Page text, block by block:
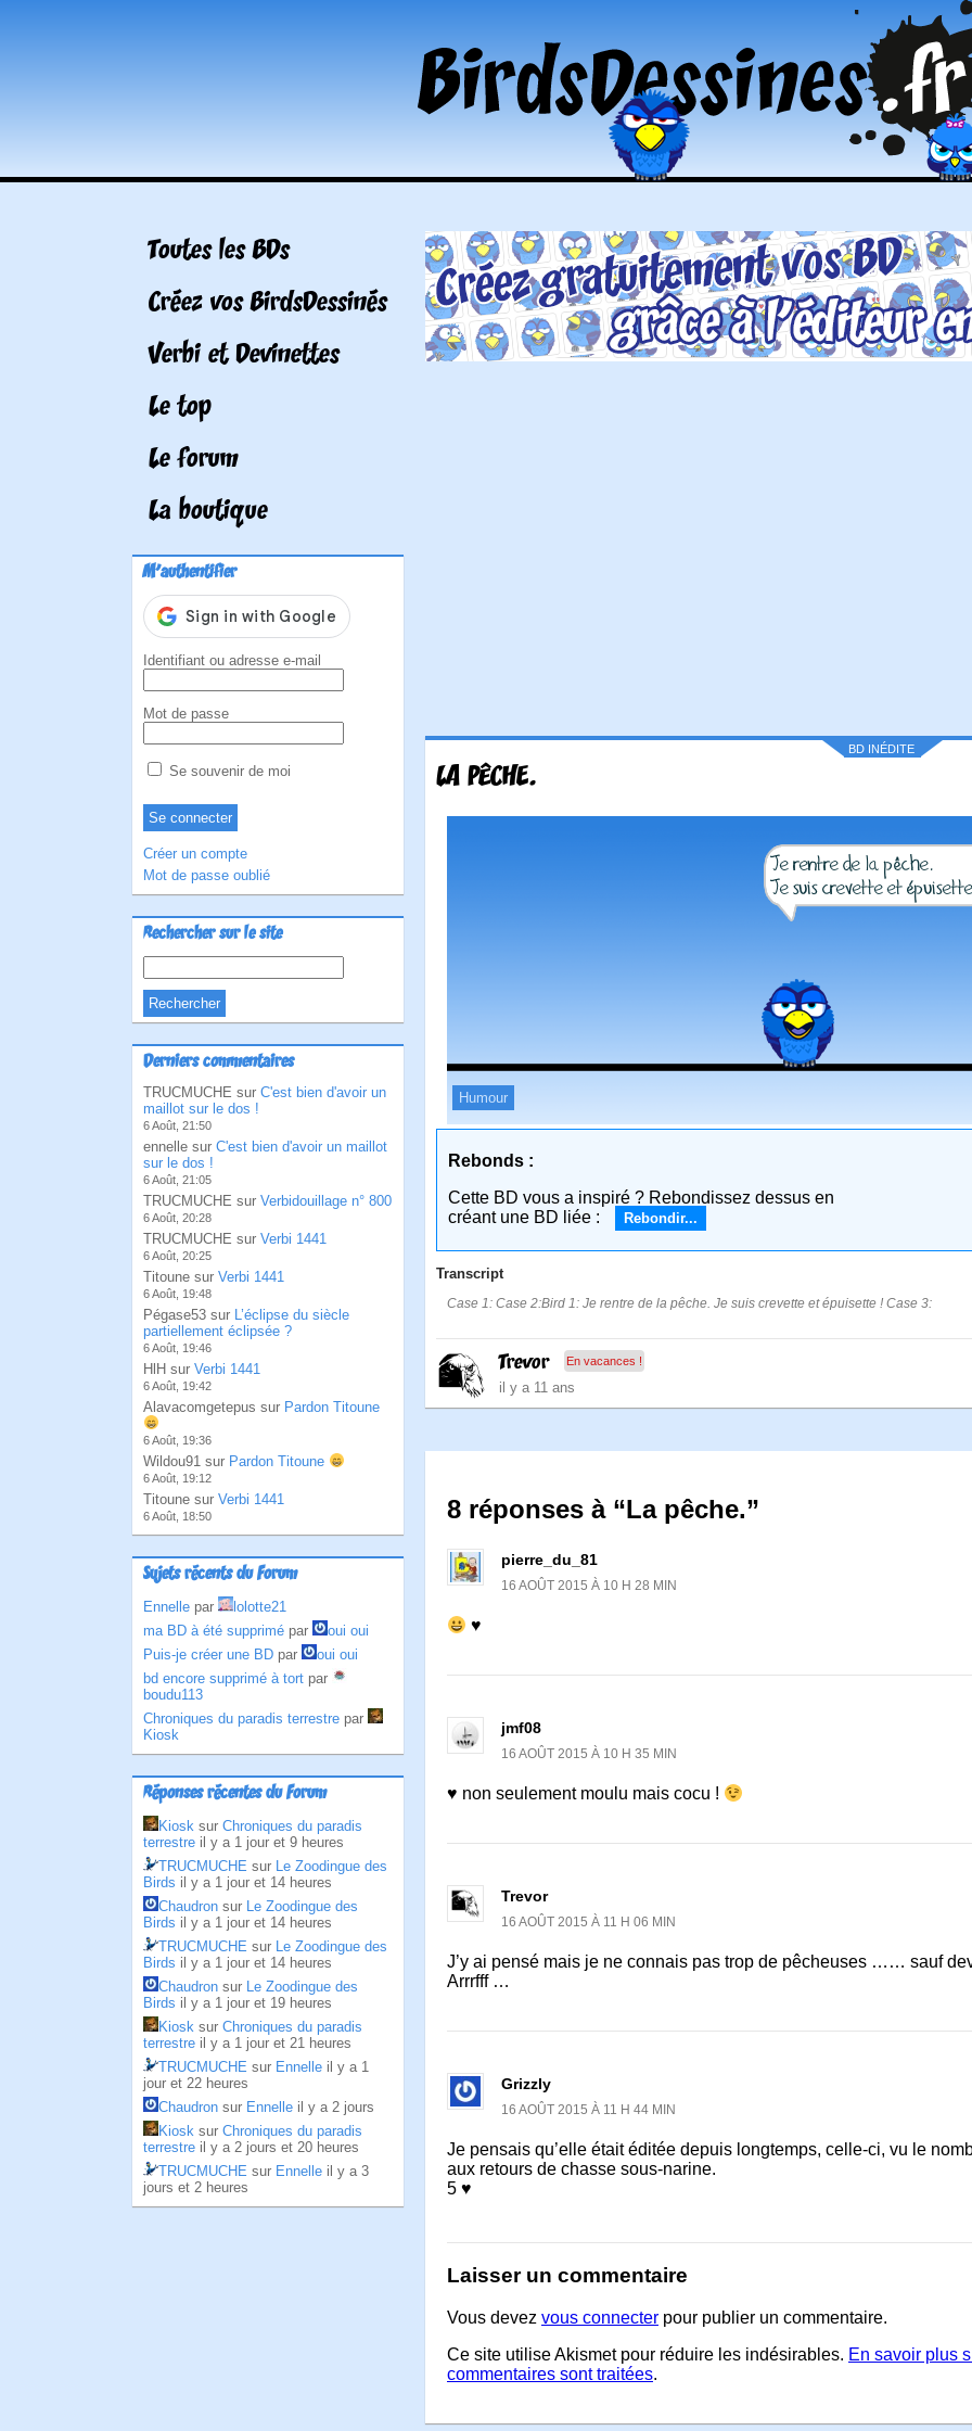
Toutes les BDs
Créez vos BirdsDessinés
Verbi et Devinettes
Le top
Le forum
La boutique
M'authentifier
Identifiant ou adresse e-mail
Mot de passe
Se souvenir de moi
Créer un compte
Mot de passe oublié
Rechercher sur le site
Derniers commentaires
TRUCMUCHE sur C'est bien d'avoir un
maillot sur le dos !
6 Août, 21:50
ennelle sur C'est bien d'avoir un maillot
sur le dos !
6 Août, 21:05
TRUCMUCHE sur Verbidouillage n° 800
6 Août, 20:28
TRUCMUCHE sur Verbi 1441
6 Août, 20:25
Titoune sur Verbi 1441
6 Août, 19:48
Pégase53 sur L’éclipse du siècle
partiellement éclipsée ?
6 Août, 19:46
HlH sur Verbi 1441
6 Août, 19:42
Alavacomgetepus sur Pardon Titoune
6 Août, 19:36
Wildou91 sur Pardon Titoune
6 Août, 19:12
Titoune sur Verbi 1441
6 Août, 18:50
Sujets récents du Forum
Ennelle par
lolotte21
ma BD à été supprimé par
oui oui
Puis-je créer une BD par
oui oui
bd encore supprimé à tort par
boudu113
Chroniques du paradis terrestre par
Kiosk
Réponses récentes du Forum
Kiosk sur Chroniques du paradis
terrestre il y a 1 jour et 9 heures
TRUCMUCHE sur Le Zoodingue des
Birds il y a 1 jour et 14 heures
Chaudron sur Le Zoodingue des
Birds il y a 1 jour et 14 heures
TRUCMUCHE sur Le Zoodingue des
Birds il y a 1 jour et 14 heures
Chaudron sur Le Zoodingue des
Birds il y a 1 jour et 19 heures
Kiosk sur Chroniques du paradis
terrestre il y a 1 jour et 21 heures
TRUCMUCHE sur Ennelle il y a 1
jour et 22 heures
Chaudron sur Ennelle il y a 2 jours
Kiosk sur Chroniques du paradis
terrestre il y a 2 jours et 20 heures
TRUCMUCHE sur Ennelle il y a 3
jours et 2 heures
BD INÉDITE
LA PÊCHE.
Humour
Rebonds :
Cette BD vous a inspiré ? Rebondissez dessus en
créant une BD liée :
Rebondir...
Transcript
Case 1: Case 2:Bird 1: Je rentre de la pêche. Je suis crevette et épuisette ! Case 3:
Trevor En vacances !
il y a 11 ans
8 réponses à “La pêche.”
pierre_du_81
16 AOÛT 2015 À 10 H 28 MIN
♥
jmf08
16 AOÛT 2015 À 10 H 35 MIN
♥ non seulement moulu mais cocu !
Trevor
16 AOÛT 2015 À 11 H 06 MIN
J’y ai pensé mais je ne connais pas trop de pêcheuses …… sauf
Arrrfff …
Grizzly
16 AOÛT 2015 À 11 H 44 MIN
Je pensais qu’elle était éditée depuis longtemps, celle-ci, vu le
aux retours de chasse sous-narine.
5 ♥
Laisser un commentaire
Vous devez vous connecter pour publier un commentaire.
Ce site utilise Akismet pour réduire les indésirables. En savoir plus
commentaires sont traitées.